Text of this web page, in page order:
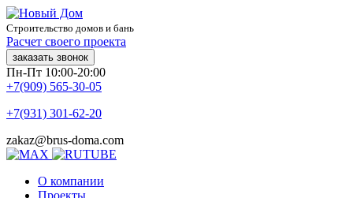
Строительство домов и бань
Расчет своего проекта
заказать звонок
Пн-Пт 10:00-20:00
+7(909) 565-30-05
+7(931) 301-62-20
zakaz@brus-doma.com
О компании
Проекты